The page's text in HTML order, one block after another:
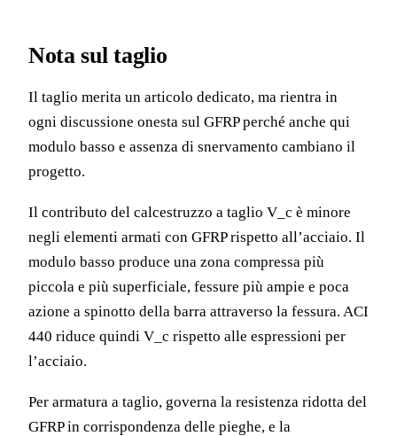
Nota sul taglio
Il taglio merita un articolo dedicato, ma rientra in
ogni discussione onesta sul GFRP perché anche qui
modulo basso e assenza di snervamento cambiano il
progetto.
Il contributo del calcestruzzo a taglio V_c è minore
negli elementi armati con GFRP rispetto all’acciaio. Il
modulo basso produce una zona compressa più
piccola e più superficiale, fessure più ampie e poca
azione a spinotto della barra attraverso la fessura. ACI
440 riduce quindi V_c rispetto alle espressioni per
l’acciaio.
Per armatura a taglio, governa la resistenza ridotta del
GFRP in corrispondenza delle pieghe, e la